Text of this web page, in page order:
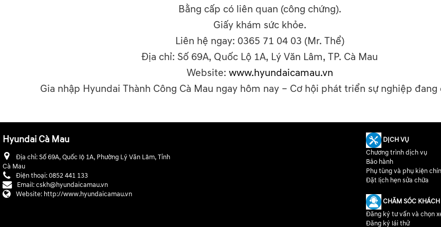
Bằng cấp có liên quan (công chứng).
Giấy khám sức khỏe.
Liên hệ ngay: 0365 71 04 03 (Mr. Thể)
Địa chỉ: Số 69A, Quốc Lộ 1A, Lý Văn Lâm, TP. Cà Mau
Website: www.hyundaicamau.vn
Gia nhập Hyundai Thành Công Cà Mau ngay hôm nay – Cơ hội phát triển sự nghiệp đang
Hyundai Cà Mau
Địa chỉ:Số 69A, Quốc lộ 1A, Phường Lý Văn Lâm, Tỉnh
Cà Mau
Điện thoại:0852 441 133
Email:cskh@hyundaicamau.vn
Website: http://www.hyundaicamau.vn
DỊCH VỤ
Chương trình dịch vụ
Bảo hành
Phụ tùng và phụ kiện
Đặt lịch hẹn sửa chữa
CHĂM SÓC
Đăng ký tư vấn và chọn
Đăng ký lái thử